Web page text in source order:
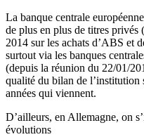
La banque centrale
de plus en plus de titres privés
2014 sur les achats d’ABS et
surtout via les banques
(depuis la réunion du 22/01/
qualité du bilan de l’institution
années qui viennent.
D’ailleurs, en Allemagne, on
évolutions